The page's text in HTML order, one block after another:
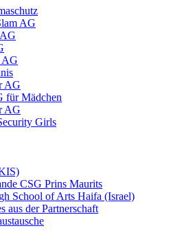
AG
AG
AG
für Mädchen
AG
Girls
CSG Prins Maurits
School of Arts Haifa (Israel)
aus der Partnerschaft